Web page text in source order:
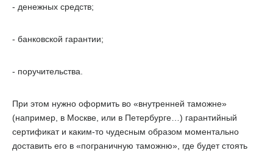
- денежных средств;
- банковской гарантии;
- поручительства.
При этом нужно оформить во «внутренней таможне»
(например, в Москве, или в Петербурге…) гарантийный
сертификат и каким-то чудесным образом моментально
доставить его в «пограничную таможню», где будет стоять